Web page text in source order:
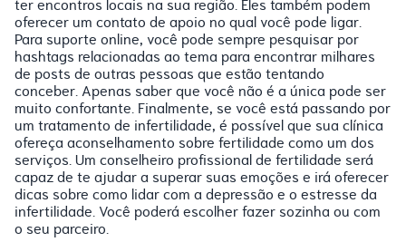
ter encontros locais na sua região. Eles também podem
oferecer um contato de apoio no qual você pode ligar.
Para suporte online, você pode sempre pesquisar por
hashtags relacionadas ao tema para encontrar milhares
de posts de outras pessoas que estão tentando
conceber. Apenas saber que você não é a única pode ser
muito confortante. Finalmente, se você está passando por
um tratamento de infertilidade, é possível que sua clínica
ofereça aconselhamento sobre fertilidade como um dos
serviços. Um conselheiro profissional de fertilidade será
capaz de te ajudar a superar suas emoções e irá oferecer
dicas sobre como lidar com a depressão e o estresse da
infertilidade. Você poderá escolher fazer sozinha ou com
o seu parceiro.